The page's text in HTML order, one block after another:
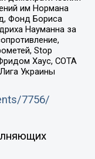
им Нормана
Фонд Бориса
Науманна за
Stop
Хаус, СОТА
Украины
7756/